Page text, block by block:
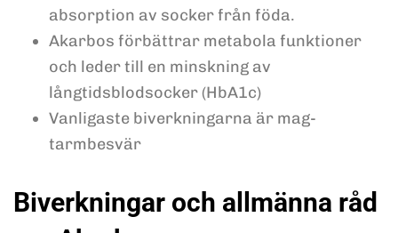
absorption av socker från föda.
Akarbos förbättrar metabola funktioner
och leder till en minskning av
långtidsblodsocker (HbA1c)
Vanligaste biverkningarna är mag-
tarmbesvär
Biverkningar och allmänna råd